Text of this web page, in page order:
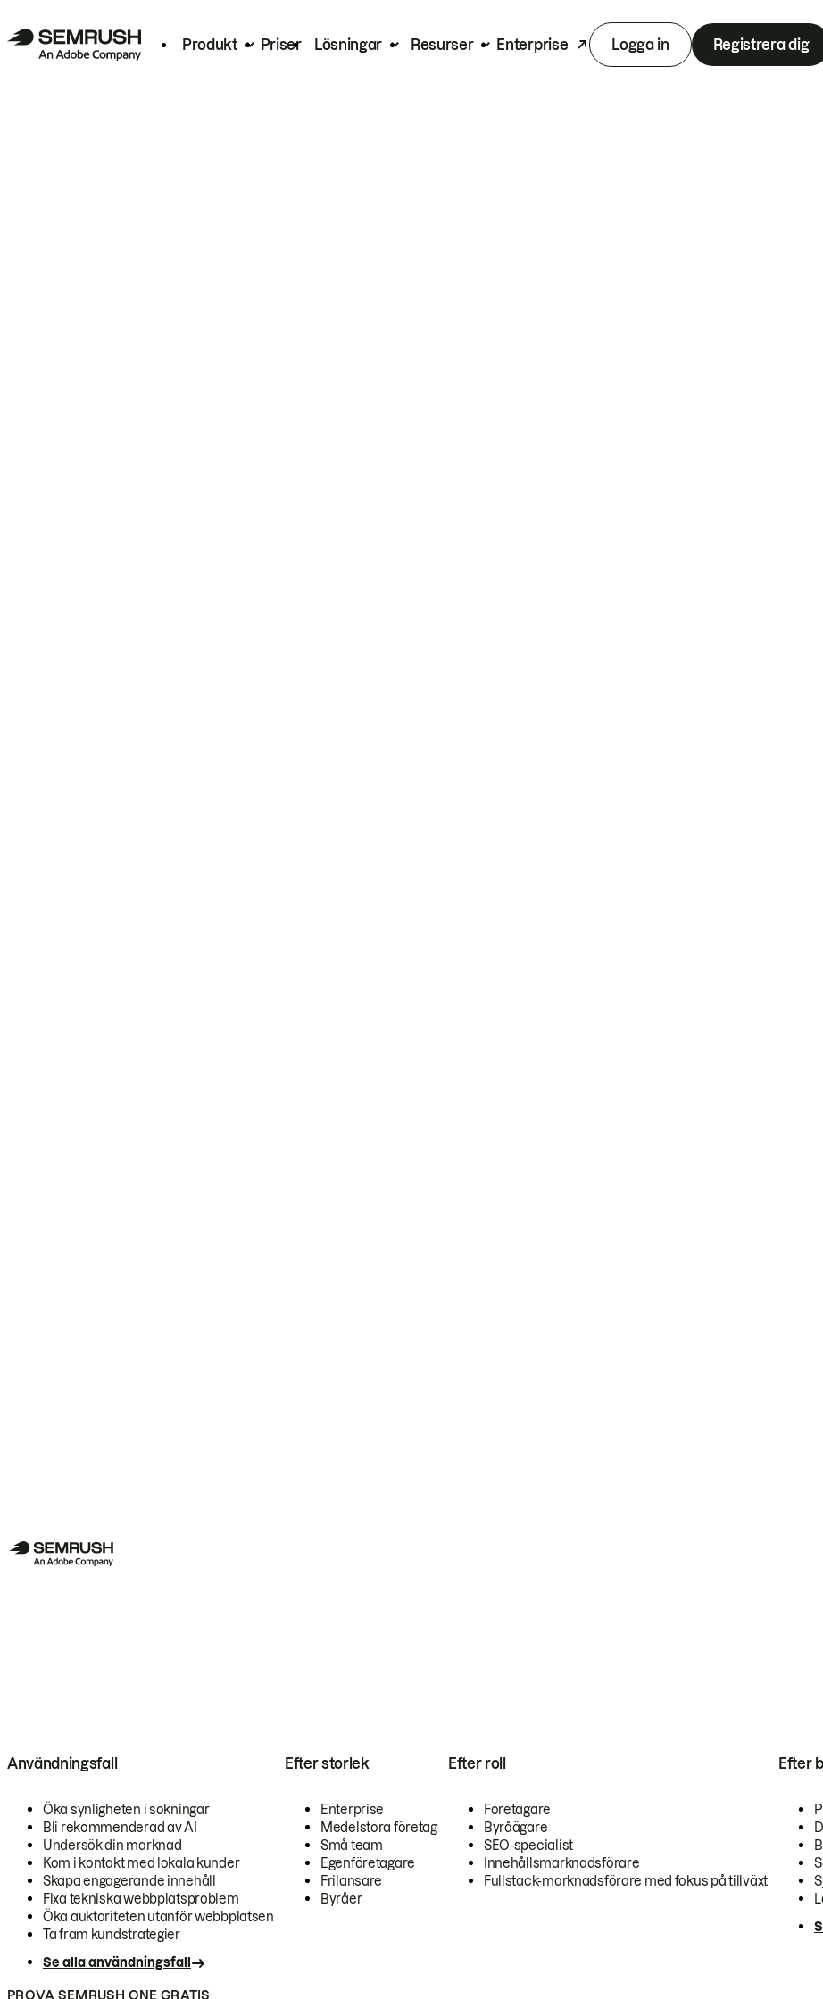
Produkt Priser Lösningar Resurser Enterprise Logga in Registrera dig
Användningsfall
Öka synligheten i sökningar
Bli rekommenderad av AI
Undersök din marknad
Kom i kontakt med lokala kunder
Skapa engagerande innehåll
Fixa tekniska webbplatsproblem
Öka auktoriteten utanför webbplatsen
Ta fram kundstrategier
Se alla användningsfall
Efter storlek
Enterprise
Medelstora företag
Små team
Egenföretagare
Frilansare
Byråer
Efter roll
Företagare
Byråägare
SEO-specialist
Innehållsmarknadsförare
Fullstack-marknadsförare med fokus på tillväxt
Efter
PROVA SEMRUSH ONE GRATIS